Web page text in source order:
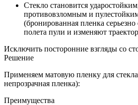
Стекло становится
противовзломным и
(бронированная пленка
полета пули и изменяют
Исключить посторонние взгляды со
Решение
Применяем матовую пленку для
непрозрачная пленка):
Преимущества